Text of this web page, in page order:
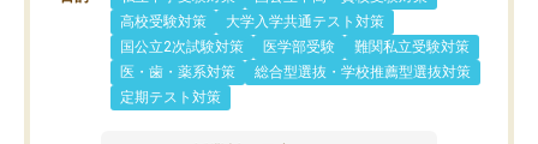
高校受験対策
大学入学共通テスト対策
国公立2次試験対策
医学部受験
難関私立受験対策
医・歯・薬系対策
総合型選抜・学校推薦型選抜対策
定期テスト対策